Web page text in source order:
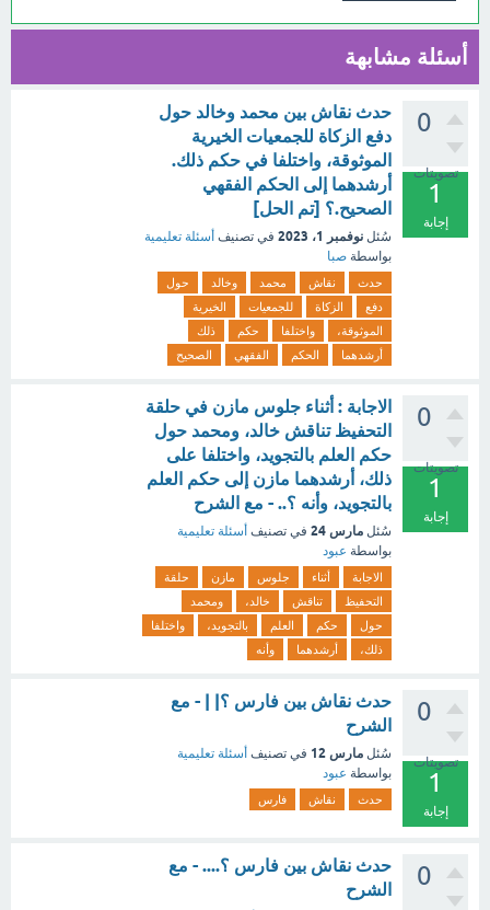
أسئلة مشابهة
0
تصويتات
1
إجابة
حدث نقاش بين محمد وخالد حول
دفع الزكاة للجمعيات الخيرية
الموثوقة، واختلفا في حكم ذلك.
أرشدهما إلى الحكم الفقهي
الصحيح.؟ [تم الحل]
سُئل نوفمبر 1، 2023 في تصنيف أسئلة تعليمية
بواسطة صبا
حدث نقاش محمد وخالد
حول
دفع
الزكاة للجمعيات
الخيرية
الموثوقة،
واختلفا حكم
ذلك
أرشدهما
الحكم الفقهي الصحيح
0
تصويتات
1
إجابة
الاجابة : أثناء جلوس مازن في حلقة
التحفيظ تناقش خالد، ومحمد حول
حكم العلم بالتجويد، واختلفا على
ذلك، أرشدهما مازن إلى حكم العلم
بالتجويد، وأنه ؟.. - مع الشرح
سُئل مارس 24 في تصنيف أسئلة تعليمية
بواسطة عبود
الاجابة أثناء جلوس مازن
حلقة
التحفيظ
تناقش خالد،
ومحمد
حول
حكم العلم بالتجويد،
واختلفا
ذلك،
أرشدهما وأنه
0
تصويتات
1
إجابة
حدث نقاش بين فارس ؟| | - مع
الشرح
سُئل مارس 12 في تصنيف أسئلة تعليمية
بواسطة عبود
حدث نقاش فارس
0
حدث نقاش بين فارس ؟.... - مع
الشرح